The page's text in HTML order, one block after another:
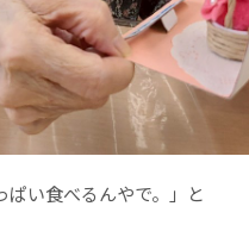
い食べるんやで。」と